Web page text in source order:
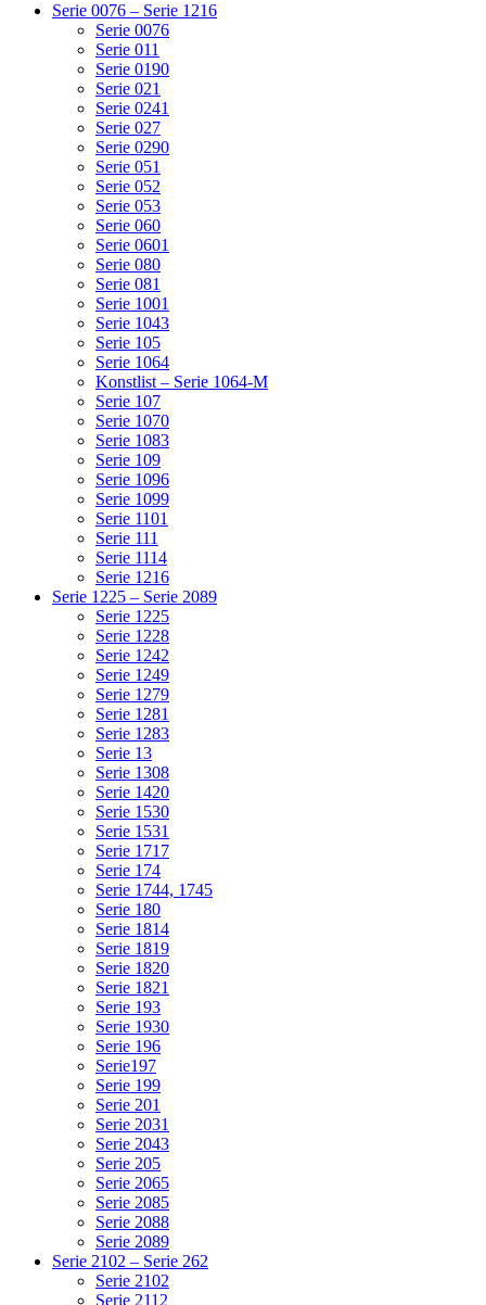
Serie 0076 – Serie 1216
Serie 0076
Serie 011
Serie 0190
Serie 021
Serie 0241
Serie 027
Serie 0290
Serie 051
Serie 052
Serie 053
Serie 060
Serie 0601
Serie 080
Serie 081
Serie 1001
Serie 1043
Serie 105
Serie 1064
Konstlist – Serie 1064-M
Serie 107
Serie 1070
Serie 1083
Serie 109
Serie 1096
Serie 1099
Serie 1101
Serie 111
Serie 1114
Serie 1216
Serie 1225 – Serie 2089
Serie 1225
Serie 1228
Serie 1242
Serie 1249
Serie 1279
Serie 1281
Serie 1283
Serie 13
Serie 1308
Serie 1420
Serie 1530
Serie 1531
Serie 1717
Serie 174
Serie 1744, 1745
Serie 180
Serie 1814
Serie 1819
Serie 1820
Serie 1821
Serie 193
Serie 1930
Serie 196
Serie197
Serie 199
Serie 201
Serie 2031
Serie 2043
Serie 205
Serie 2065
Serie 2085
Serie 2088
Serie 2089
Serie 2102 – Serie 262
Serie 2102
Serie 2112